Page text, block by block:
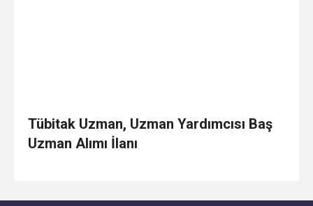
Tübitak Uzman, Uzman Yardımcısı Baş
Uzman Alımı İlanı